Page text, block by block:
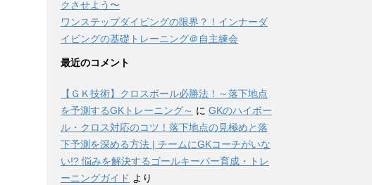
クさせよう〜
ワンステップダイビングの限界？！インナーダ
イビングの基礎トレーニング＠自主練会
最近のコメント
【ＧＫ技術】クロスボール必勝法！～落下地点
を予測するGKトレーニング～ に GKのハイボー
ル・クロス対応のコツ！落下地点の見極めと落
下予測を深める方法 | チームにGKコーチがいな
い!? 悩みを解決するゴールキーパー育成・トレ
ーニングガイド より